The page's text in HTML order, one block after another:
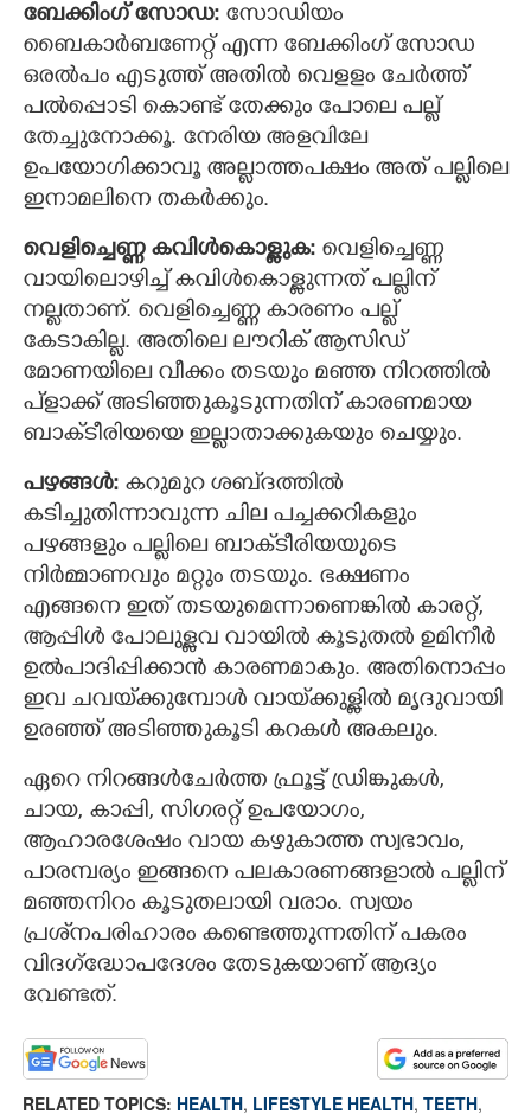
ബേക്കിംഗ് സോഡ: സോഡിയം
ബൈകാർബണേറ്റ് എന്ന ബേക്കിംഗ് സോഡ
ഒരൽപം എടുത്ത് അതിൽ വെളളം ചേർത്ത്
പൽപ്പൊടി കൊണ്ട് തേക്കും പോലെ പല്ല്
തേച്ചുനോക്കൂ. നേരിയ അളവിലേ
ഉപയോഗിക്കാവൂ അല്ലാത്തപക്ഷം അത് പല്ലിലെ
ഇനാമലിനെ തകർക്കും.
വെളിച്ചെണ്ണ കവിൾകൊള്ളുക: വെളിച്ചെണ്ണ
വായിലൊഴിച്ച് കവിൾകൊള്ളുന്നത് പല്ലിന്
നല്ലതാണ്. വെളിച്ചെണ്ണ കാരണം പല്ല്
കേടാകില്ല. അതിലെ ലൗറിക് ആസിഡ്
മോണയിലെ വീക്കം തടയും മഞ്ഞ നിറത്തിൽ
പ്‌ളാക്ക് അടിഞ്ഞുകൂടുന്നതിന് കാരണമായ
ബാക്‌ടീരിയയെ ഇല്ലാതാക്കുകയും ചെയ്യും.
പഴങ്ങൾ: കറുമുറ ശബ്‌ദത്തിൽ
കടിച്ചുതിന്നാവുന്ന ചില പച്ചക്കറികളും
പഴങ്ങളും പല്ലിലെ ബാക്‌ടീരിയയുടെ
നിർമ്മാണവും മറ്റും തടയും. ഭക്ഷണം
എങ്ങനെ ഇത് തടയുമെന്നാണെങ്കിൽ കാരറ്റ്,
ആപ്പിൾ പോലുള്ളവ വായിൽ കൂടുതൽ ഉമിനീർ
ഉൽപാദിപ്പിക്കാൻ കാരണമാകും. അതിനൊപ്പം
ഇവ ചവയ്‌ക്കുമ്പോൾ വായ്‌ക്കുള്ളിൽ മൃദുവായി
ഉരഞ്ഞ് അടിഞ്ഞുകൂടി കറകൾ അകലും.
ഏറെ നിറങ്ങൾചേർത്ത ഫ്രൂട്ട് ഡ്രിങ്കുകൾ,
ചായ, കാപ്പി, സിഗരറ്റ് ഉപയോഗം,
ആഹാരശേഷം വായ കഴുകാത്ത സ്വഭാവം,
പാരമ്പര്യം ഇങ്ങനെ പലകാരണങ്ങളാൽ പല്ലിന്
മഞ്ഞനിറം കൂടുതലായി വരാം. സ്വയം
പ്രശ്‌നപരിഹാരം കണ്ടെത്തുന്നതിന് പകരം
വിദഗ്ദ്ധോപദേശം തേടുകയാണ് ആദ്യം
വേണ്ടത്.
RELATED TOPICS: HEALTH, LIFESTYLE HEALTH, TEETH,